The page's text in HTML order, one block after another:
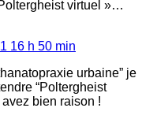
virtuel »…
16 h 50 min
urbaine” je
“Poltergheist
bien raison !